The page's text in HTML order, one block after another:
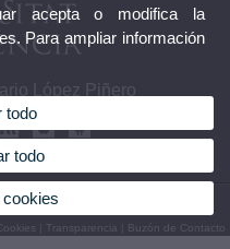
López Piñero
Teléfono: 96 3926229
Transparencia Buzón de Contacto
acepta o modifica la
Para ampliar información
todo
todo